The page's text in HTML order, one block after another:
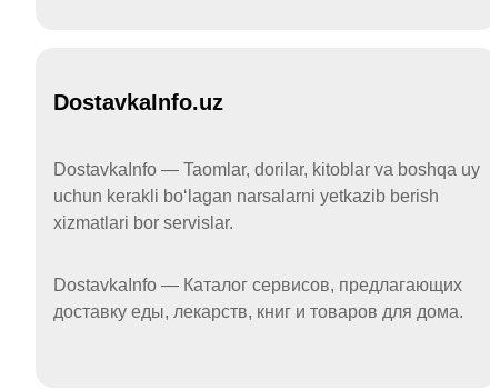
DostavkaInfo.uz
DostavkaInfo — Taomlar, dorilar, kitoblar va boshqa uy
uchun kerakli boʻlagan narsalarni yetkazib berish
xizmatlari bor servislar.
DostavkaInfo — Каталог сервисов, предлагающих
доставку еды, лекарств, книг и товаров для дома.